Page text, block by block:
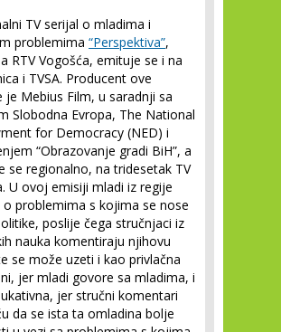
TV serijal o mladima i
problemima “Perspektiva”,
RTV Vogošća, emituje se i na
i TVSA. Producent ove
je Mebius Film, u saradnji sa
Slobodna Evropa, The National
for Democracy (NED) i
“Obrazovanje gradi BiH”, a
se regionalno, na tridesetak TV
U ovoj emisiji mladi iz regije
o problemima s kojima se nose
poslije čega stručnjaci iz
nauka komentiraju njihovu
se može uzeti i kao privlačna
jer mladi govore sa mladima, i
jer stručni komentari
da se ista ta omladina bolje